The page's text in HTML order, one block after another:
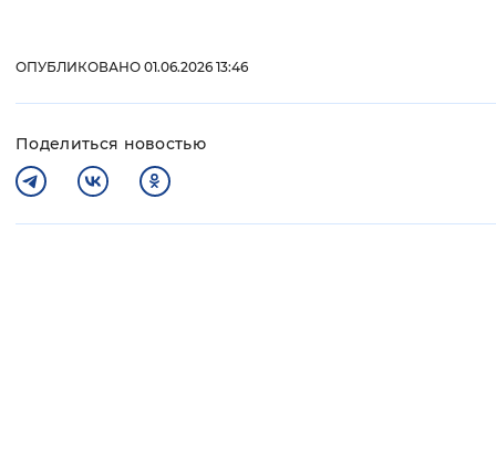
ОПУБЛИКОВАНО 01.06.2026 13:46
Поделиться новостью